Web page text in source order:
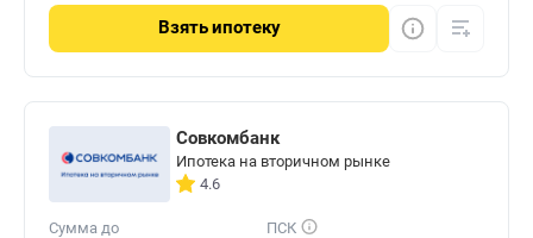
Взятьипотеку
Совкомбанк
Ипотека на вторичном рынке
4.6
Сумма до
ПСК